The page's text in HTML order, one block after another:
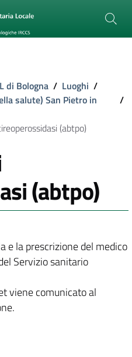
di Bologna / Luoghi /
salute) San Pietro in
/
(abtpo)
(abtpo)
e la prescrizione del medico
Servizio sanitario
viene comunicato al